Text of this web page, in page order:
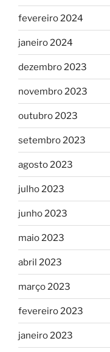
fevereiro 2024
janeiro 2024
dezembro 2023
novembro 2023
outubro 2023
setembro 2023
agosto 2023
julho 2023
junho 2023
maio 2023
abril 2023
março 2023
fevereiro 2023
janeiro 2023